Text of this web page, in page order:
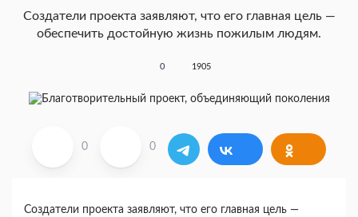
Создатели проекта заявляют, что его главная цель —
обеспечить достойную жизнь пожилым людям.
0 1905
0 0
Создатели проекта заявляют, что его главная цель —